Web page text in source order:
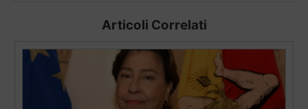
Articoli Correlati